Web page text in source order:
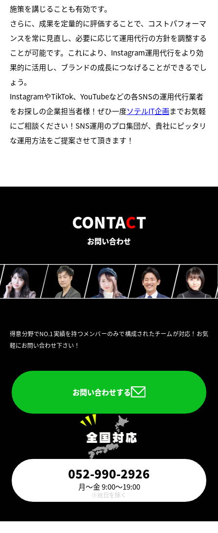
施策を講じることも有効です。
さらに、成果を定量的に評価することで、コストパフォーマ
ンスを常に見直し、必要に応じて運用代行の方針を調整する
ことが可能です。これにより、Instagram運用代行をより効
果的に活用し、ブランドの成長につなげることができるでし
ょう。
InstagramやTikTok、YouTubeなどの各SNSの運用代行業者
をお探しの企業担当者様！ぜひ一度ソテルIT企画までお気軽
にご相談ください！SNS運用のプロ集団が、貴社にピッタリ
な運用方法をご提案させて頂きます！
CONTACT
お問い合わせ
得意分野でNO.1実績を持つメンバーのみで構成されたチームが対応！お気
軽にお問い合わせ下さい！
お問い合わせする
052-990-2926